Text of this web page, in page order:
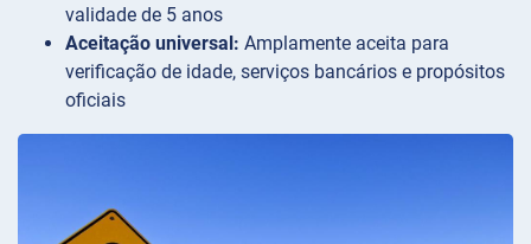
validade de 5 anos
Aceitação universal: Amplamente aceita para
verificação de idade, serviços bancários e propósitos
oficiais